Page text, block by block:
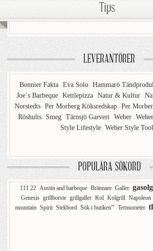
Tips
LEVERANTÖRER
Bonnier Fakta Eva Solo Hammarö
Joe´s Barbeque Kettlepizza Natur & Kultur
Norstedts Per Morberg Köksredskap Per
Röshults
Smeg Tärnsjö Garveri Weber
Style Lifestyle Weber Style
POPULÄRA SÖKORD
111 22 Austin and barbeque Brännare Galler
Genesis grillborste grillgaller Kol Kolgrill Napoleon
mountain Spirit Stekbord Sök i butiken'" Termometer